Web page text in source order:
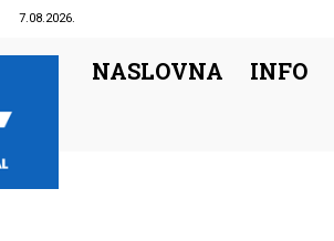
7.08.2026.
NASLOVNA INFO